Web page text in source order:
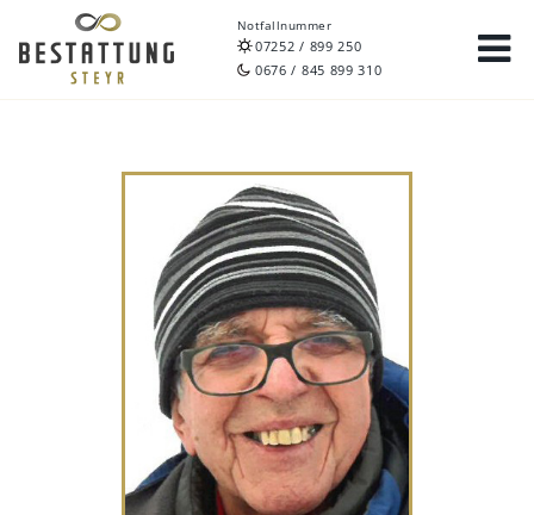
Notfallnummer
07252 / 899 250
0676 / 845 899 310